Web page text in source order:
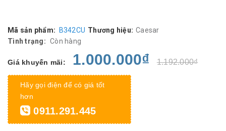
Mã sản phẩm: B342CU Thương hiệu: Caesar
Tình trạng: Còn hàng
Giá khuyến mãi: 1.000.000₫ 1.192.000₫
Hãy gọi điện để có giá tốt
hơn
0911.291.445